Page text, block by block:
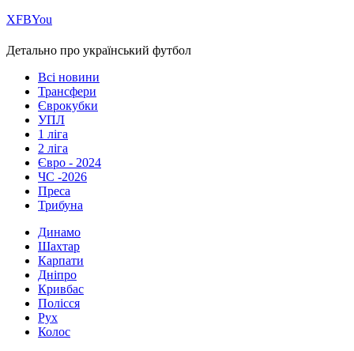
ХFBYou
Детально про український футбол
Всі новини
Трансфери
Єврокубки
УПЛ
1 ліга
2 ліга
Євро - 2024
ЧС -2026
Преса
Трибуна
Динамо
Шахтар
Карпати
Дніпро
Кривбас
Полісся
Рух
Колос